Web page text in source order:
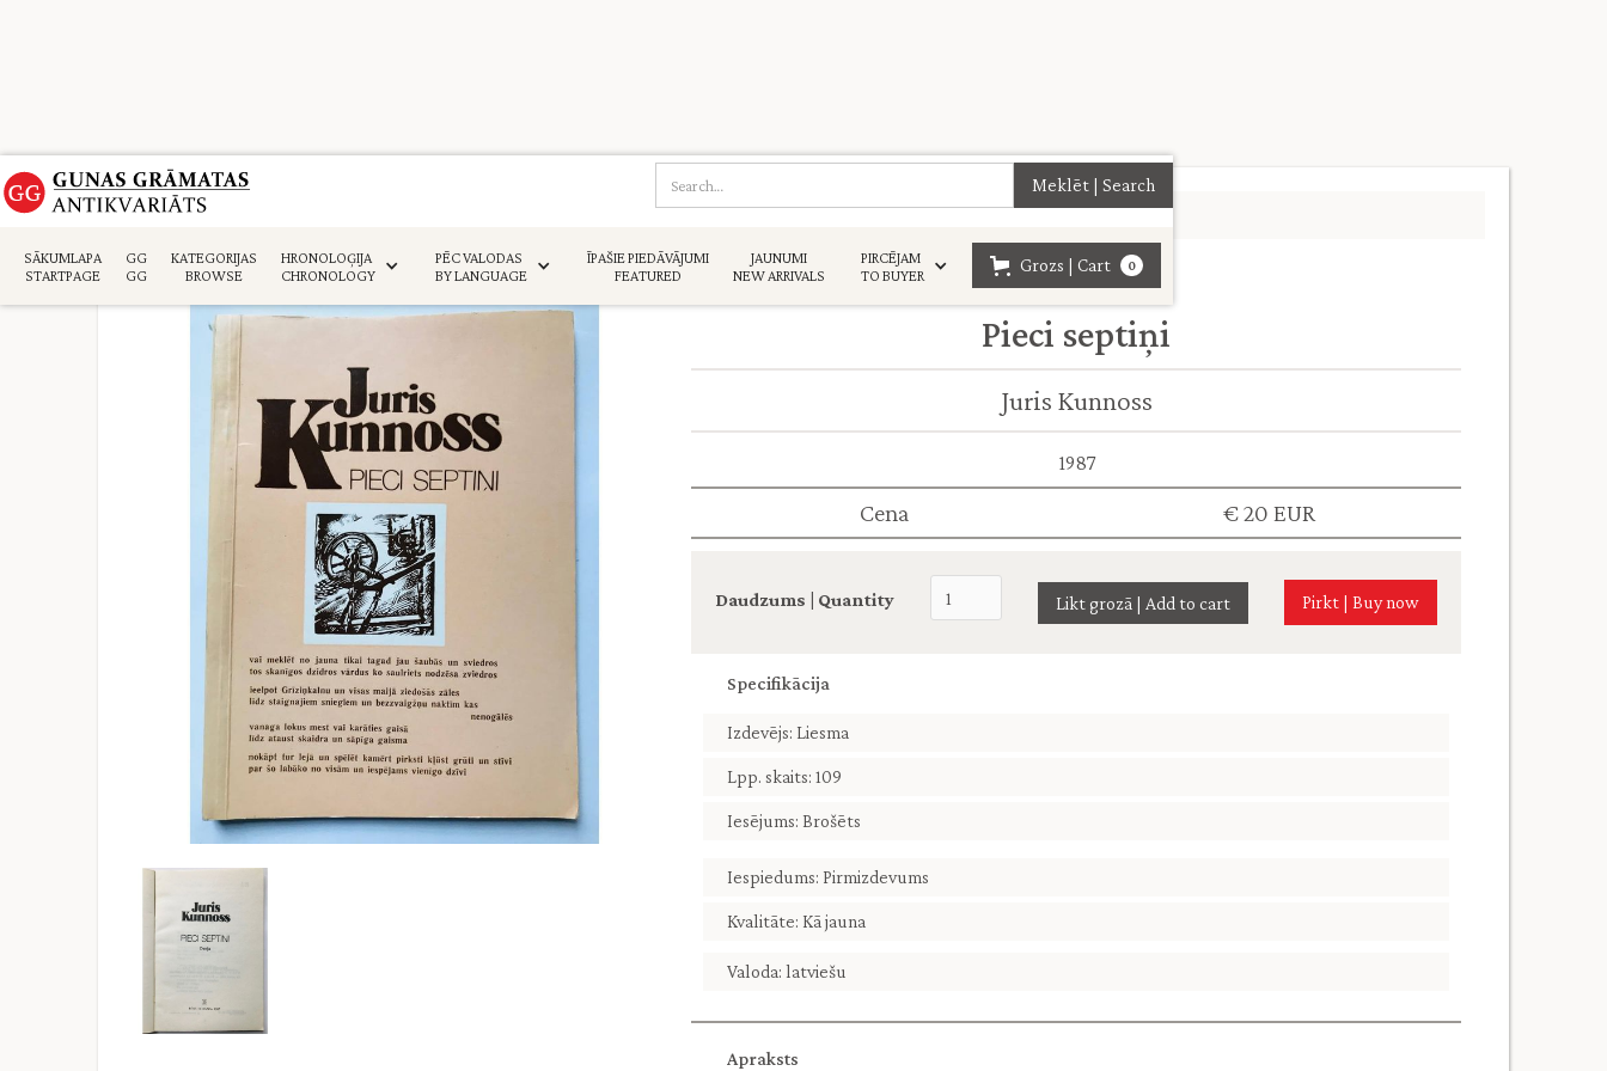
SĀKUMLAPA
STARTPAGE
GG
GG
KATEGORIJAS
BROWSE
HRONOLOĢIJA
CHRONOLOGY
PĒC VALODAS
BY LANGUAGE
ĪPAŠIE PIEDĀVĀJUMI
FEATURED
JAUNUMI
NEW ARRIVALS
PIRCĒJAM
TO BUYER
Grozs | Cart 0
Sākumlapa
Pieci septiņi
Juris Kunnoss
1987
Cena € 20 EUR
Daudzums | Quantity Pirkt | Buy now
Specifikācija
Izdevējs: Liesma
Lpp. skaits: 109
Iesējums: Brošēts
Iespiedums: Pirmizdevums
Kvalitāte: Kā jauna
Valoda: latviešu
Apraksts